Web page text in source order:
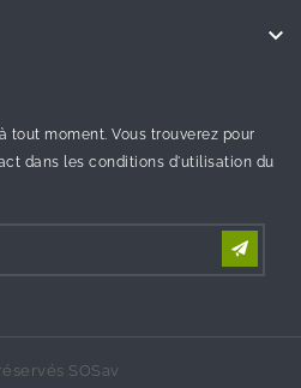

tout moment. Vous trouverez pour
dans les conditions d'utilisation du
SOSav